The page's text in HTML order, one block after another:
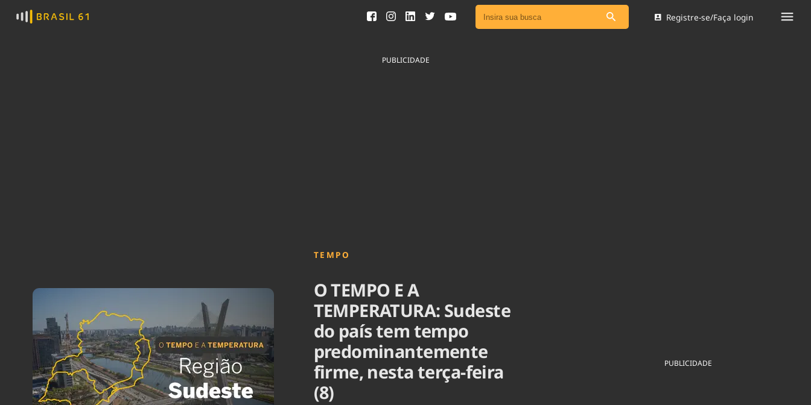
Ver todas as notícias
Brasil Mineral
Ciência & Tecnologia
Registre-se/Faça login
PUBLICIDADE
TEMPO
O TEMPO E A
TEMPERATURA: Sudeste
do país tem tempo
predominantemente
firme, nesta terça-feira
(8)
PUBLICIDADE